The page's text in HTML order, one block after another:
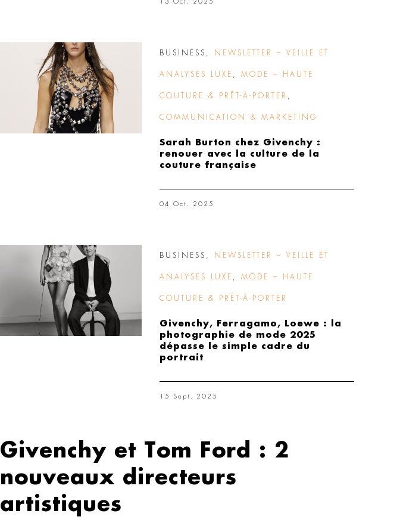
13 Oct. 2025
BUSINESS NEWSLETTER – VEILLE ET
ANALYSES LUXE MODE – HAUTE
COUTURE & PRÊT-À-PORTER
COMMUNICATION & MARKETING
Sarah Burton chez Givenchy :
renouer avec la culture de la
couture française
04 Oct. 2025
BUSINESS NEWSLETTER – VEILLE ET
ANALYSES LUXE MODE – HAUTE
COUTURE & PRÊT-À-PORTER
Givenchy, Ferragamo, Loewe : la
photographie de mode 2025
dépasse le simple cadre du
portrait
15 Sept. 2025
Givenchy et Tom Ford : 2
nouveaux directeurs
artistiques